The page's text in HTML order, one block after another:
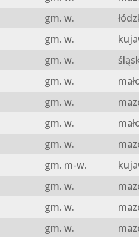
gm. w.
gm. w.
gm. w.
gm. w.
gm. w.
gm. w.
gm. w.
gm. m-w.
gm. w.
gm. w.
gm. w.